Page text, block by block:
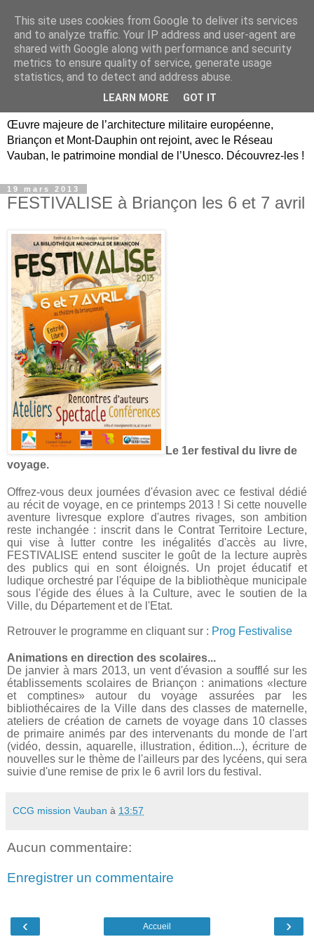
Briançon, Mont-Dauphin,
Vauban Unesco Hautes-
Œuvre majeure de l’architecture militaire européenne,
Briançon et Mont-Dauphin ont rejoint, avec le Réseau
Vauban, le patrimoine mondial de l’Unesco. Découvrez-les !
19 mars 2013
FESTIVALISE à Briançon les 6 et 7 avril
Le 1er festival du livre de
voyage.
Offrez-vous deux journées d'évasion avec ce festival dédié
au récit de voyage, en ce printemps 2013 ! Si cette nouvelle
aventure livresque explore d'autres rivages, son ambition
reste inchangée : inscrit dans le Contrat Territoire Lecture,
qui vise à lutter contre les inégalités d'accès au livre,
FESTIVALISE entend susciter le goût de la lecture auprès
des publics qui en sont éloignés. Un projet éducatif et
ludique orchestré par l'équipe de la bibliothèque municipale
sous l'égide des élues à la Culture, avec le soutien de la
Ville, du Département et de l'Etat.
Retrouver le programme en cliquant sur : Prog Festivalise
Animations en direction des scolaires...
De janvier à mars 2013, un vent d'évasion a soufflé sur les
établissements scolaires de Briançon : animations «lecture
et comptines» autour du voyage assurées par les
bibliothécaires de la Ville dans des classes de maternelle,
ateliers de création de carnets de voyage dans 10 classes
de primaire animés par des intervenants du monde de l'art
(vidéo, dessin, aquarelle, illustration, édition...), écriture de
nouvelles sur le thème de l'ailleurs par des lycéens, qui sera
suivie d'une remise de prix le 6 avril lors du festival.
CCG mission Vauban à 13:57
Aucun commentaire:
Enregistrer un commentaire
‹ ›
Accueil
This site uses cookies from Google to deliver its services
and to analyze traffic. Your IP address and user-agent are
shared with Google along with performance and security
metrics to ensure quality of service, generate usage
statistics, and to detect and address abuse.
LEARN MORE GOT IT